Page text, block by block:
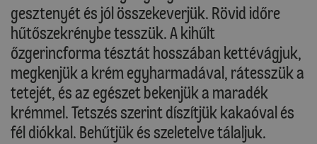
gesztenyét és jól összekeverjük. Rövid időre
hűtőszekrénybe tesszük. A kihűlt
őzgerincforma tésztát hosszában kettévágjuk,
megkenjük a krém egyharmadával, rátesszük a
tetejét, és az egészet bekenjük a maradék
krémmel. Tetszés szerint díszítjük kakaóval és
fél diókkal. Behűtjük és szeletelve tálaljuk.